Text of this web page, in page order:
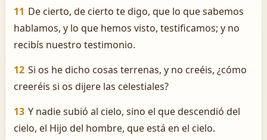
11 De cierto, de cierto te digo, que lo que sabemos
hablamos, y lo que hemos visto, testificamos; y no
recibís nuestro testimonio.
12 Si os he dicho cosas terrenas, y no creéis, ¿cómo
creeréis si os dijere las celestiales?
13 Y nadie subió al cielo, sino el que descendió del
cielo, el Hijo del hombre, que está en el cielo.